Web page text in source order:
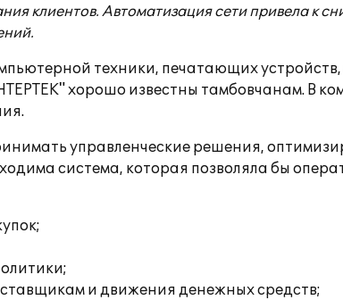
клиентов. Автоматизация сети привела к
техники, печатающих
хорошо известны тамбовчанам. В
управленческие решения,
система, которая позволяла бы
и движения денежных средств;